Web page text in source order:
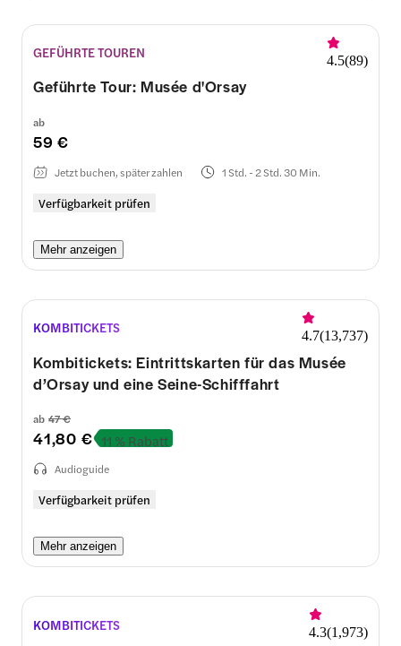
GEFÜHRTE TOUREN 4.5(89)
Geführte Tour: Musée d'Orsay
ab
59 €
Verfügbarkeit prüfen
Jetzt buchen, später zahlen 1 Std. - 2 Std. 30 Min.
Mehr anzeigen
KOMBITICKETS 4.7(13,737)
Kombitickets: Eintrittskarten für das Musée
d’Orsay und eine Seine-Schifffahrt
ab 47 €
41,80 € 11 % Rabatt
Verfügbarkeit prüfen
Audioguide
Mehr anzeigen
KOMBITICKETS 4.3(1,973)